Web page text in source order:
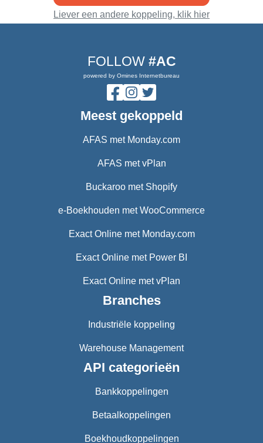
Liever een andere koppeling, klik hier
FOLLOW #AC
powered by Omines Internetbureau
Meest gekoppeld
AFAS met Monday.com
AFAS met vPlan
Buckaroo met Shopify
e-Boekhouden met WooCommerce
Exact Online met Monday.com
Exact Online met Power BI
Exact Online met vPlan
Branches
Industriële koppeling
Warehouse Management
API categorieën
Bankkoppelingen
Betaalkoppelingen
Boekhoudkoppelingen